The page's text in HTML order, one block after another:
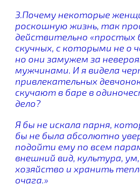
3.Почему некоторые
роскошную жизнь, так
действительно «простых
скучных, с которыми не о
но они замужем за
мужчинами. И я видела
привлекательных
скучают в баре в
дело?
Я бы не искала парня,
бы не была абсолютно
подойти ему по всем
внешний вид, культура,
хозяйство и хранить
очага.»